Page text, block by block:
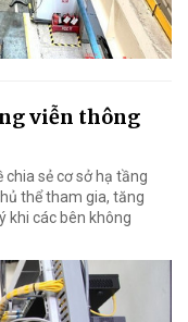
viễn thông
chia sẻ cơ sở hạ tầng
thể tham gia, tăng
khi các bên không